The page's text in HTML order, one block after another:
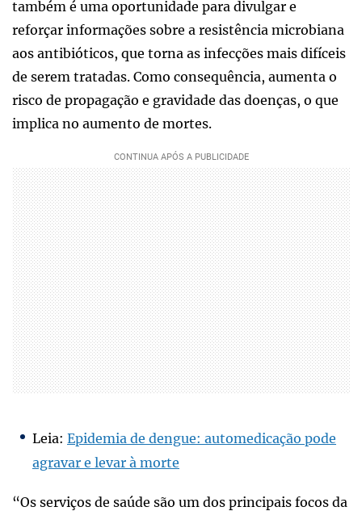
também é uma oportunidade para divulgar e
reforçar informações sobre a resistência microbiana
aos antibióticos, que torna as infecções mais difíceis
de serem tratadas. Como consequência, aumenta o
risco de propagação e gravidade das doenças, o que
implica no aumento de mortes.
Leia: Epidemia de dengue: automedicação pode
agravar e levar à morte
“Os serviços de saúde são um dos principais focos da